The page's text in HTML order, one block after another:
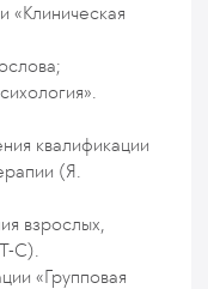
«Клиническая
квалификации
(Я.
взрослых,
С).
«Групповая